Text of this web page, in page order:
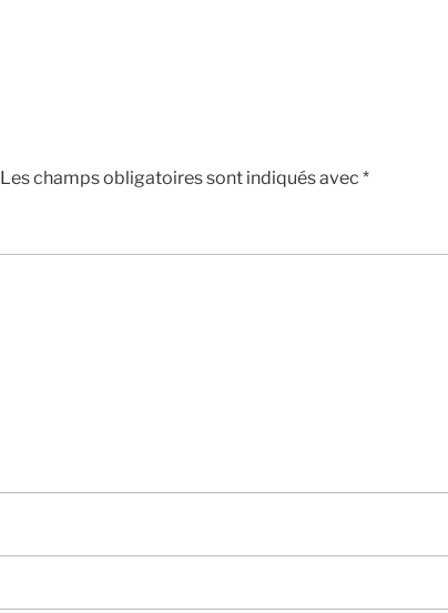
Les champs obligatoires sont indiqués avec *